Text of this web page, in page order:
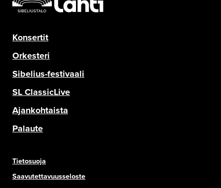
Konsertit
Orkesteri
Sibelius-festivaali
SL ClassicLive
Ajankohtaista
Palaute
Tietosuoja
Saavutettavuusseloste